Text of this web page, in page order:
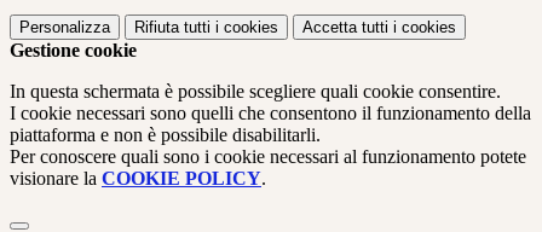
Personalizza Rifiuta tutti i cookies Accetta tutti i cookies
Gestione cookie
In questa schermata è possibile scegliere quali cookie consentire.
I cookie necessari sono quelli che consentono il funzionamento della
piattaforma e non è possibile disabilitarli.
Per conoscere quali sono i cookie necessari al funzionamento potete
visionare la COOKIE POLICY.